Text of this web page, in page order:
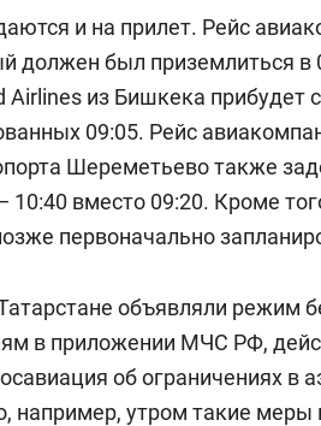
и на прилет. Рейс
должен был приземлиться в
из Бишкека прибудет
09:05. Рейс
Шереметьево также
вместо 09:20. Кроме
первоначально
объявляли режим
в приложении МЧС РФ,
об ограничениях в
например, утром такие меры